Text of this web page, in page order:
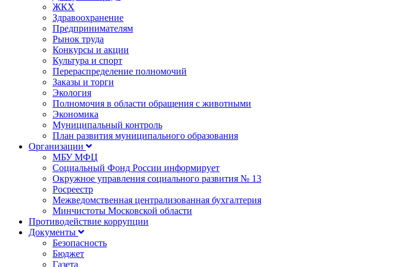
ЖКХ
Здравоохранение
Предпринимателям
Рынок труда
Конкурсы и акции
Культура и спорт
Перераспределение полномочий
Заказы и торги
Экология
Полномочия в области обращения с животными
Экономика
Муниципальный контроль
План развития муниципального образования
Организации
МБУ МФЦ
Социальный Фонд России информирует
Окружное управления социального развития № 13
Росреестр
Межведомственная централизованная бухгалтерия
Минчистоты Московской области
Противодействие коррупции
Документы
Безопасность
Бюджет
Газета